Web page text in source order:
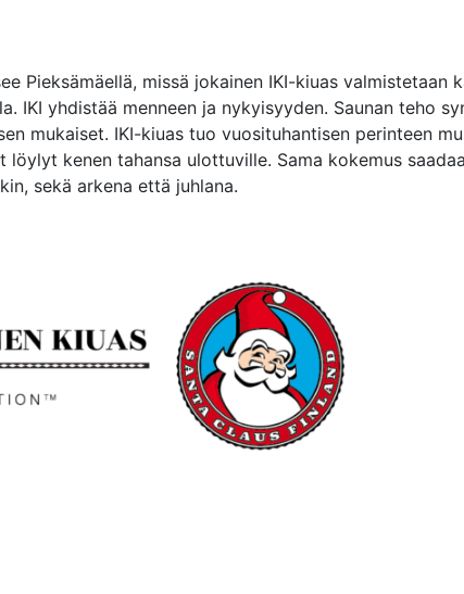
Pieksämäellä, missä jokainen IKI-kiuas valmistetaan
IKI yhdistää menneen ja nykyisyyden. Saunan teho
mukaiset. IKI-kiuas tuo vuosituhantisen perinteen
kenen tahansa ulottuville. Sama kokemus
sekä arkena että juhlana.